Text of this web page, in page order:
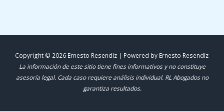
Copyright © 2026 Ernesto Resendíz | Powered by Ernesto Resendíz
La información de este sitio tiene fines informativos y no constituye
asesoría legal. Cada caso requiere análisis individual. RL Abogados no
garantiza resultados.